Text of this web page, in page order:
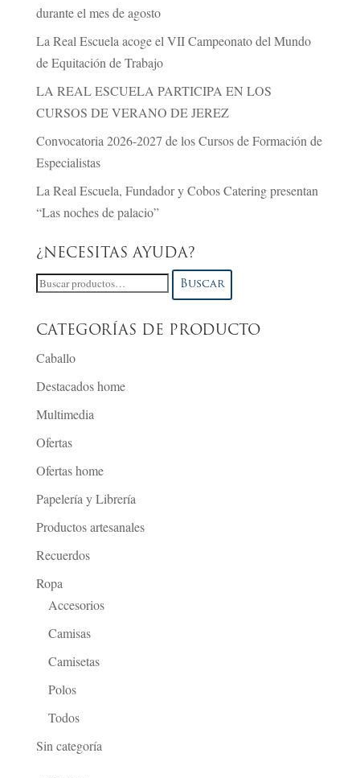
durante el mes de agosto
La Real Escuela acoge el VII Campeonato del Mundo
de Equitación de Trabajo
LA REAL ESCUELA PARTICIPA EN LOS
CURSOS DE VERANO DE JEREZ
Convocatoria 2026-2027 de los Cursos de Formación de
Especialistas
La Real Escuela, Fundador y Cobos Catering presentan
“Las noches de palacio”
¿NECESITAS AYUDA?
Buscar
Buscar
CATEGORÍAS DE PRODUCTO
Caballo
Destacados home
Multimedia
Ofertas
Ofertas home
Papelería y Librería
Productos artesanales
Recuerdos
Ropa
Accesorios
Camisas
Camisetas
Polos
Todos
Sin categoría